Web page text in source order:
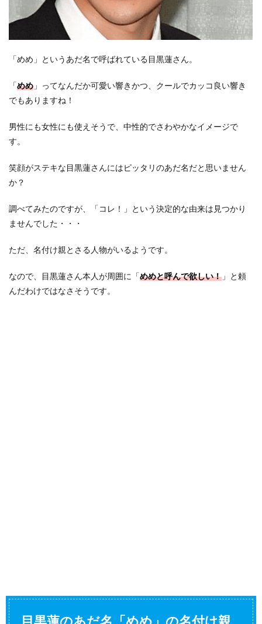
「めめ」というあだ名で呼ばれている目黒蓮さん。
「めめ 」ってなんだか可愛い響きかつ、クールでカッコ良い響き
でもありますね！
男性にも女性にも使えそうで、中性的でさわやかなイメージで
す。
笑顔がステキな目黒蓮さんにはピッタリのあだ名だと思いません
か？
調べてみたのですが、「コレ！」という決定的な由来は見つかり
ませんでした・・・
ただ、名付け親とさる人物がいるようです。
なので、目黒蓮さん本人が周囲に「めめと呼んで欲しい！ 」と頼
んだわけではなさそうです。
目黒蓮のあだ名「めめ」の名付け親